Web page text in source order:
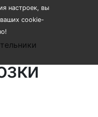
настроек, вы
ваших cookie-